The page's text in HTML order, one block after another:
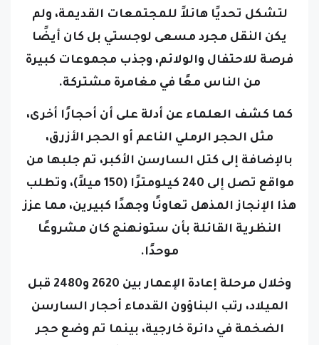
يكن النقل مجرد مسعى لوجستي بل كان أيضًا
فرصة للاحتفال والولائم، وجذب مجموعات كبيرة
من الناس معًا في مغامرة مشتركة.
كما كشف العلماء عن أدلة على أن أحجارًا أخرى،
مثل الحجر الرملي الناعم أو الحجر الأزرق،
بالإضافة إلى كتل السارسن الأكبر، تم جلبها من
مواقع تصل إلى 240 كيلومترًا (150 ميلاً)، وتطلب
هذا الإنجاز المذهل تعاونًا وجهدًا كبيرين، مما عزز
النظرية القائلة بأن ستونهنج كان مشروعًا
موحدًا.
الميلاد، رتب البناؤون القدماء أحجار السارسن
الضخمة في دائرة خارجية، بينما تم وضع حجر
المذبح داخل هيكل مركزي على شكل حصان، وتم